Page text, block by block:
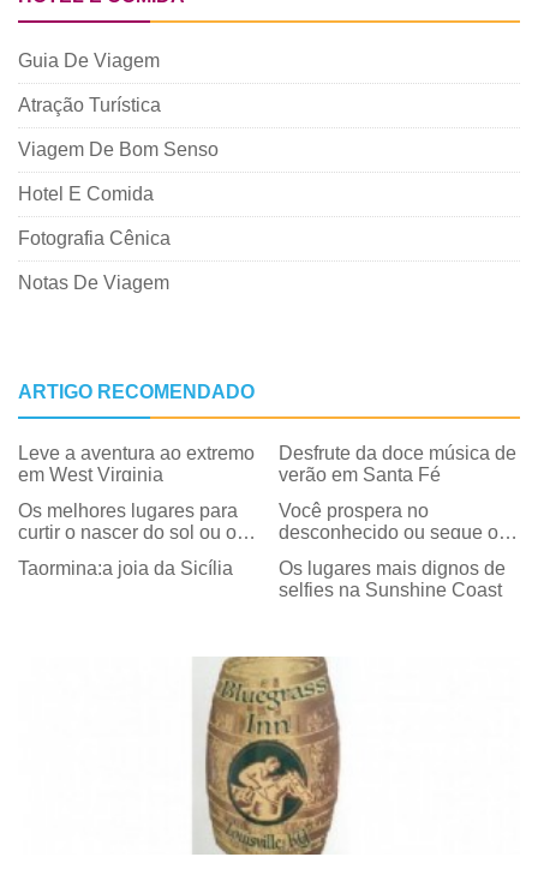
Guia De Viagem
Atração Turística
Viagem De Bom Senso
Hotel E Comida
Fotografia Cênica
Notas De Viagem
ARTIGO RECOMENDADO
Leve a aventura ao extremo
em West Virginia
Desfrute da doce música de
verão em Santa Fé
Os melhores lugares para
curtir o nascer do sol ou o
Você prospera no
desconhecido ou segue o
Taormina:a joia da Sicília
Os lugares mais dignos de
selfies na Sunshine Coast